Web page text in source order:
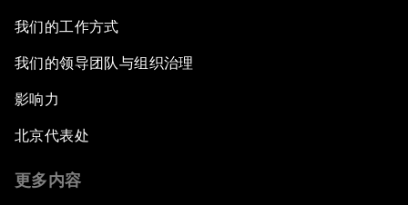
我们的工作方式
我们的领导团队与组织治理
影响力
北京代表处
更多内容